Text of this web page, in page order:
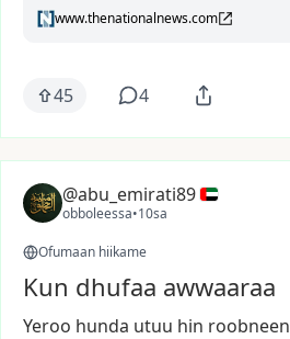
www.thenationalnews.com
45 4
@abu_emirati89
obboleessa•10sa
Ofumaan hiikame
Kun dhufaa awwaaraa
Yeroo hunda utuu hin roobneen